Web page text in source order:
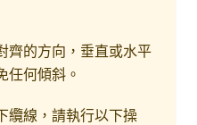
齊的方向，垂直或水平
任何傾斜。
纜線，請執行以下操